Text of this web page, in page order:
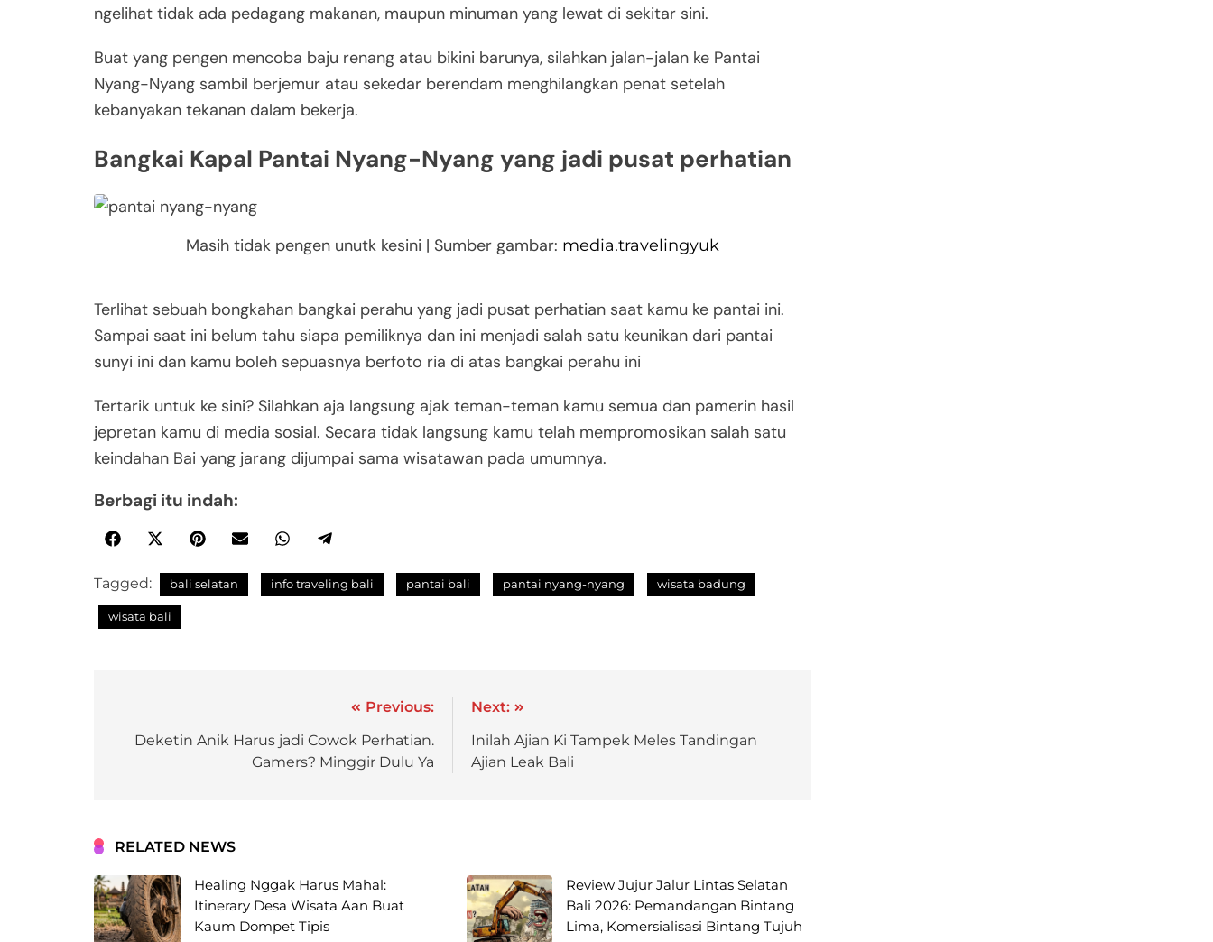
ngelihat tidak ada pedagang makanan, maupun minuman yang lewat di sekitar sini.
Buat yang pengen mencoba baju renang atau bikini barunya, silahkan jalan-jalan ke Pantai
Nyang-Nyang sambil berjemur atau sekedar berendam menghilangkan penat setelah
kebanyakan tekanan dalam bekerja.
Bangkai Kapal Pantai Nyang-Nyang yang jadi pusat perhatian
Masih tidak pengen unutk kesini | Sumber gambar: media.travelingyuk
Terlihat sebuah bongkahan bangkai perahu yang jadi pusat perhatian saat kamu ke pantai ini.
Sampai saat ini belum tahu siapa pemiliknya dan ini menjadi salah satu keunikan dari pantai
sunyi ini dan kamu boleh sepuasnya berfoto ria di atas bangkai perahu ini
Tertarik untuk ke sini? Silahkan aja langsung ajak teman-teman kamu semua dan pamerin hasil
jepretan kamu di media sosial. Secara tidak langsung kamu telah mempromosikan salah satu
keindahan Bai yang jarang dijumpai sama wisatawan pada umumnya.
Berbagi itu indah:
Tagged: bali selatan info traveling bali pantai bali pantai nyang-nyang wisata badung
wisata bali
Previous:
Deketin Anik Harus jadi Cowok Perhatian.
Gamers? Minggir Dulu Ya
Next:
Inilah Ajian Ki Tampek Meles Tandingan
Ajian Leak Bali
RELATED NEWS
Healing Nggak Harus Mahal:
Itinerary Desa Wisata Aan Buat
Kaum Dompet Tipis
Review Jujur Jalur Lintas Selatan
Bali 2026: Pemandangan Bintang
Lima, Komersialisasi Bintang Tujuh